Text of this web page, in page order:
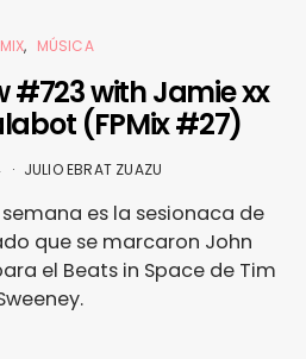
MÚSICA
#723 with Jamie xx
(FPMix #27)
JULIO EBRAT ZUAZU
semana es la sesionaca de
que se marcaron John
el Beats in Space de Tim